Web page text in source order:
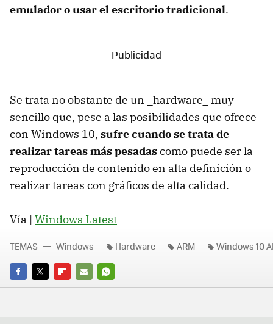
emulador o usar el escritorio tradicional.
Se trata no obstante de un _hardware_ muy
sencillo que, pese a las posibilidades que ofrece
con Windows 10, sufre cuando se trata de
realizar tareas más pesadascomo puede ser la
reproducción de contenido en alta definición o
realizar tareas con gráficos de alta calidad.
Vía | Windows Latest
FACEBOOK
TWITTERFLIPBOARD
E-
WHATSAPP
TEMAS Windows Hardware ARM Windows 10